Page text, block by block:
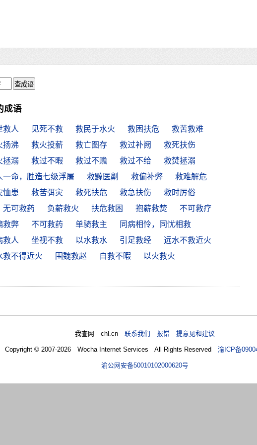
成语
救人 见死不救 救民于水火 救困扶危
救苦救难
扬沸 救火投薪 救亡图存 救过补阙
救死扶伤
拯溺 救过不暇 救过不赡 救过不给
救焚拯溺
一命，胜造七级浮屠 救黥医劓 救偏补弊
救难解危
恤患 救苦弭灾 救死扶危 救急扶伤
救时厉俗
无可救药 负薪救火 扶危救困 抱薪救焚
不可救疗
救弊 不可救药 单骑救主
同病相怜，同忧相救
救人 坐视不救 以水救水 引足救经
远水不救近火
救不得近火 围魏救赵 自救不暇
以火救火
我查网 chl.cn联系我们 报错 提意见和建议
Copyright © 2007-2026 Wocha Internet Services All Rights Reserved渝ICP备
渝公网安备50010102000620号